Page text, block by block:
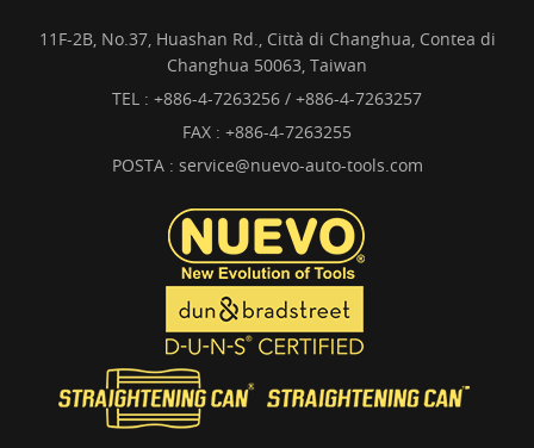
11F-2B, No.37, Huashan Rd., Città di Changhua, Contea di
Changhua 50063, Taiwan
TEL : +886-4-7263256 / +886-4-7263257
FAX : +886-4-7263255
POSTA : service@nuevo-auto-tools.com